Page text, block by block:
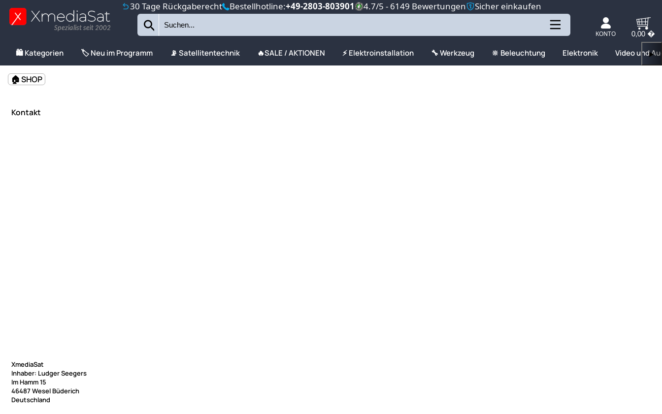
30 Tage Rückgaberecht Bestellhotline:+49-2803-803901 4.7/5 - 6149 Bewertungen Sicher einkaufen
Spezialist seit 2002
KONTO 0,00 �
🛍️ Kategorien 🏷️ Neu im Programm 📡 Satellitentechnik 🔥SALE / AKTIONEN ⚡ Elektroinstallation 🔧 Werkzeug 🔆 Beleuchtung Elektronik Video und▶
🏠 SHOP
Kontakt
XmediaSat
Inhaber: Ludger Seegers
Im Hamm 15
46487 Wesel Büderich
Deutschland